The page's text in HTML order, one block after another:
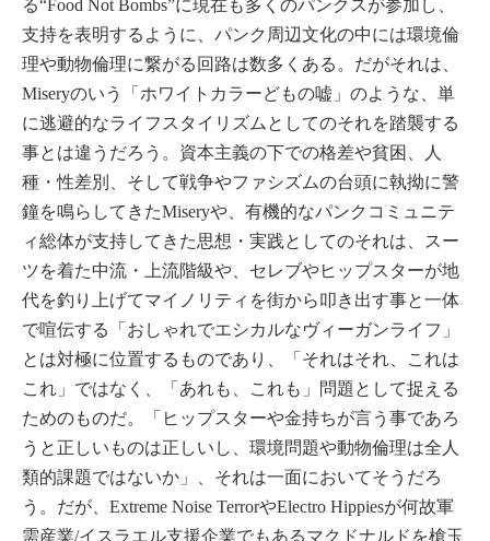
る“Food Not Bombs”に現在も多くのパンクスが参加し、
支持を表明するように、パンク周辺文化の中には環境倫
理や動物倫理に繋がる回路は数多くある。だがそれは、
Miseryのいう「ホワイトカラーどもの嘘」のような、単
に逃避的なライフスタイリズムとしてのそれを踏襲する
事とは違うだろう。資本主義の下での格差や貧困、人
種・性差別、そして戦争やファシズムの台頭に執拗に警
鐘を鳴らしてきたMiseryや、有機的なパンクコミュニテ
ィ総体が支持してきた思想・実践としてのそれは、スー
ツを着た中流・上流階級や、セレブやヒップスターが地
代を釣り上げてマイノリティを街から叩き出す事と一体
で喧伝する「おしゃれでエシカルなヴィーガンライフ」
とは対極に位置するものであり、「それはそれ、これは
これ」ではなく、「あれも、これも」問題として捉える
ためのものだ。「ヒップスターや金持ちが言う事であろ
うと正しいものは正しいし、環境問題や動物倫理は全人
類的課題ではないか」、それは一面においてそうだろ
う。だが、Extreme Noise TerrorやElectro Hippiesが何故軍
需産業/イスラエル支援企業でもあるマクドナルドを槍玉